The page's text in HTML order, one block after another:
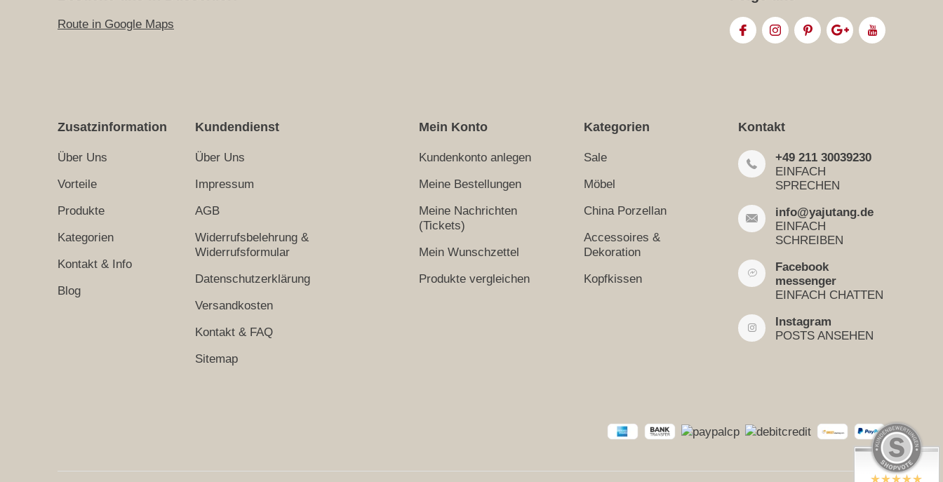
Route in Google Maps
Zusatzinformation
Über Uns
Vorteile
Produkte
Kategorien
Kontakt & Info
Blog
Kundendienst
Über Uns
Impressum
AGB
Widerrufsbelehrung &
Widerrufsformular
Datenschutzerklärung
Versandkosten
Kontakt & FAQ
Sitemap
Mein Konto
Kundenkonto anlegen
Meine Bestellungen
Meine Nachrichten
(Tickets)
Mein Wunschzettel
Produkte vergleichen
Kategorien
Sale
Möbel
China Porzellan
Accessoires &
Dekoration
Kopfkissen
Kontakt
+49 211 30039230
EINFACH
SPRECHEN
info@yajutang.de
EINFACH
SCHREIBEN
Facebook
messenger
EINFACH CHATTEN
Instagram
POSTS ANSEHEN